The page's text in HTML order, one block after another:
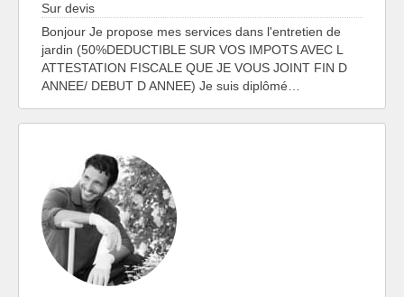
Sur devis
Bonjour Je propose mes services dans l'entretien de
jardin (50%DEDUCTIBLE SUR VOS IMPOTS AVEC L
ATTESTATION FISCALE QUE JE VOUS JOINT FIN D
ANNEE/ DEBUT D ANNEE) Je suis diplômé…